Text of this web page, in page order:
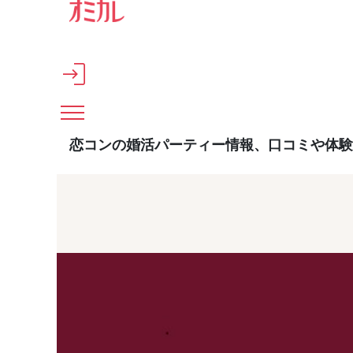
メインコンテンツへスキップ
恋コンの婚活パーティー情報、口コミや体